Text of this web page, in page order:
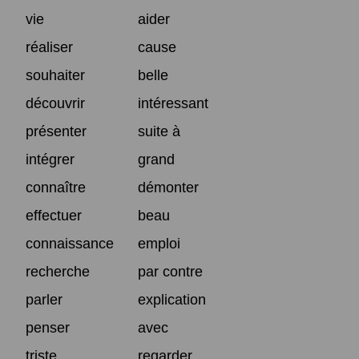
vie
aider
réaliser
cause
souhaiter
belle
découvrir
intéressant
présenter
suite à
intégrer
grand
connaître
démonter
effectuer
beau
connaissance
emploi
recherche
par contre
parler
explication
penser
avec
triste
regarder